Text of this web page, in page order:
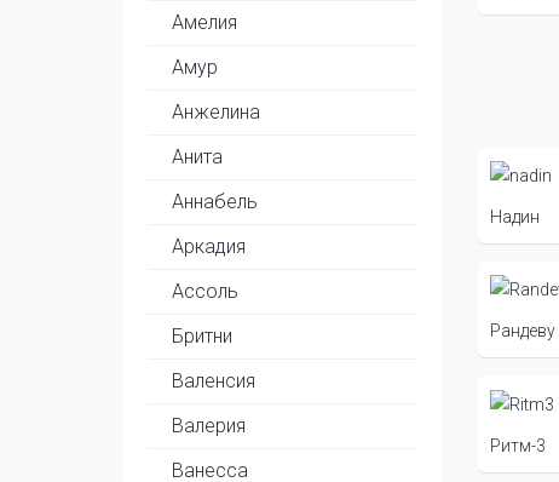
Амелия
Амур
Анжелина
Анита
Аннабель
Аркадия
Ассоль
Бритни
Валенсия
Валерия
Ванесса
Надин
Рандеву
Ритм-3